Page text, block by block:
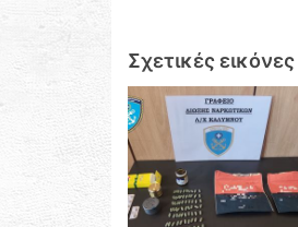
Σχετικές εικόνες